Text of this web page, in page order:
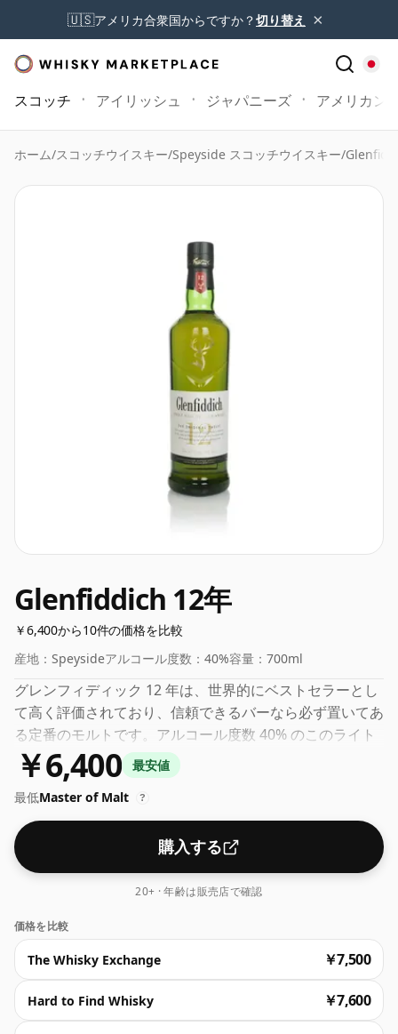
🇺🇸アメリカ合衆国からですか？切り替え ×
スコッチ アイリッシュ ジャパニーズ アメリカン
ホーム/スコッチウイスキー/Speyside スコッチウイスキー/
Glenfiddich 12年
￥6,400から10件の価格を比較
産地： Speysideアルコール度数： 40%容量： 700ml
グレンフィディック 12 年は、世界的にベストセラーとし
て高く評価されており、信頼できるバーなら必ず置いてあ
る定番のモルトです。アルコール度数 40% のこのライト
シングル モルトは、シンプルでありながら心地よいドリ
ンクで、シンプルな洋ナシ、リンゴ、ほのかなバニラの香
りが鼻に広がります。口に含むとクリームとバタースコッ
チの風味が広がり、クリーミーで長く続く余韻が残りま
す。
￥6,400
最安値
最低Master of Malt ?
購入する
20+ · 年齢は販売店で確認
価格を比較
The Whisky Exchange ￥7,500
Hard to Find Whisky ￥7,600